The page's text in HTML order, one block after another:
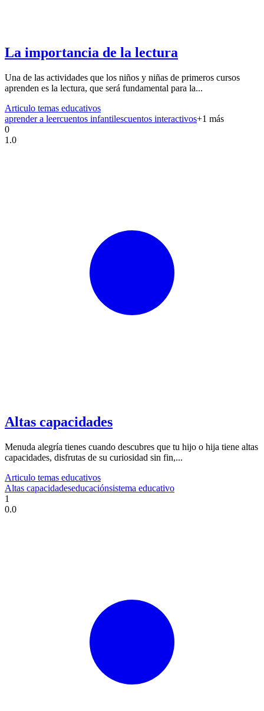
La importancia de la lectura
Una de las actividades que los niños y niñas de primeros cursos
aprenden es la lectura, que será fundamental para la...
Articulo temas educativos
aprender a leercuentos infantilescuentos interactivos+1 más
0
1.0
Altas capacidades
Menuda alegría tienes cuando descubres que tu hijo o hija tiene altas
capacidades, disfrutas de su curiosidad sin fin,...
Articulo temas educativos
Altas capacidadeseducaciónsistema educativo
1
0.0